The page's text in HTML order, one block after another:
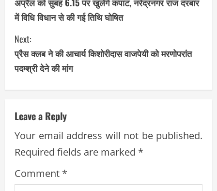
n
t
i
n
u
e
R
e
a
में विधि विधान से की गई तिथि घोषित
Next:
प्रैस क्लब ने की आचार्य किशोरीदास वाजपेयी को मरणोपरांत
पदम्श्री देने की मांग
Leave a Reply
Your email address will not be published.
Required fields are marked *
Comment *